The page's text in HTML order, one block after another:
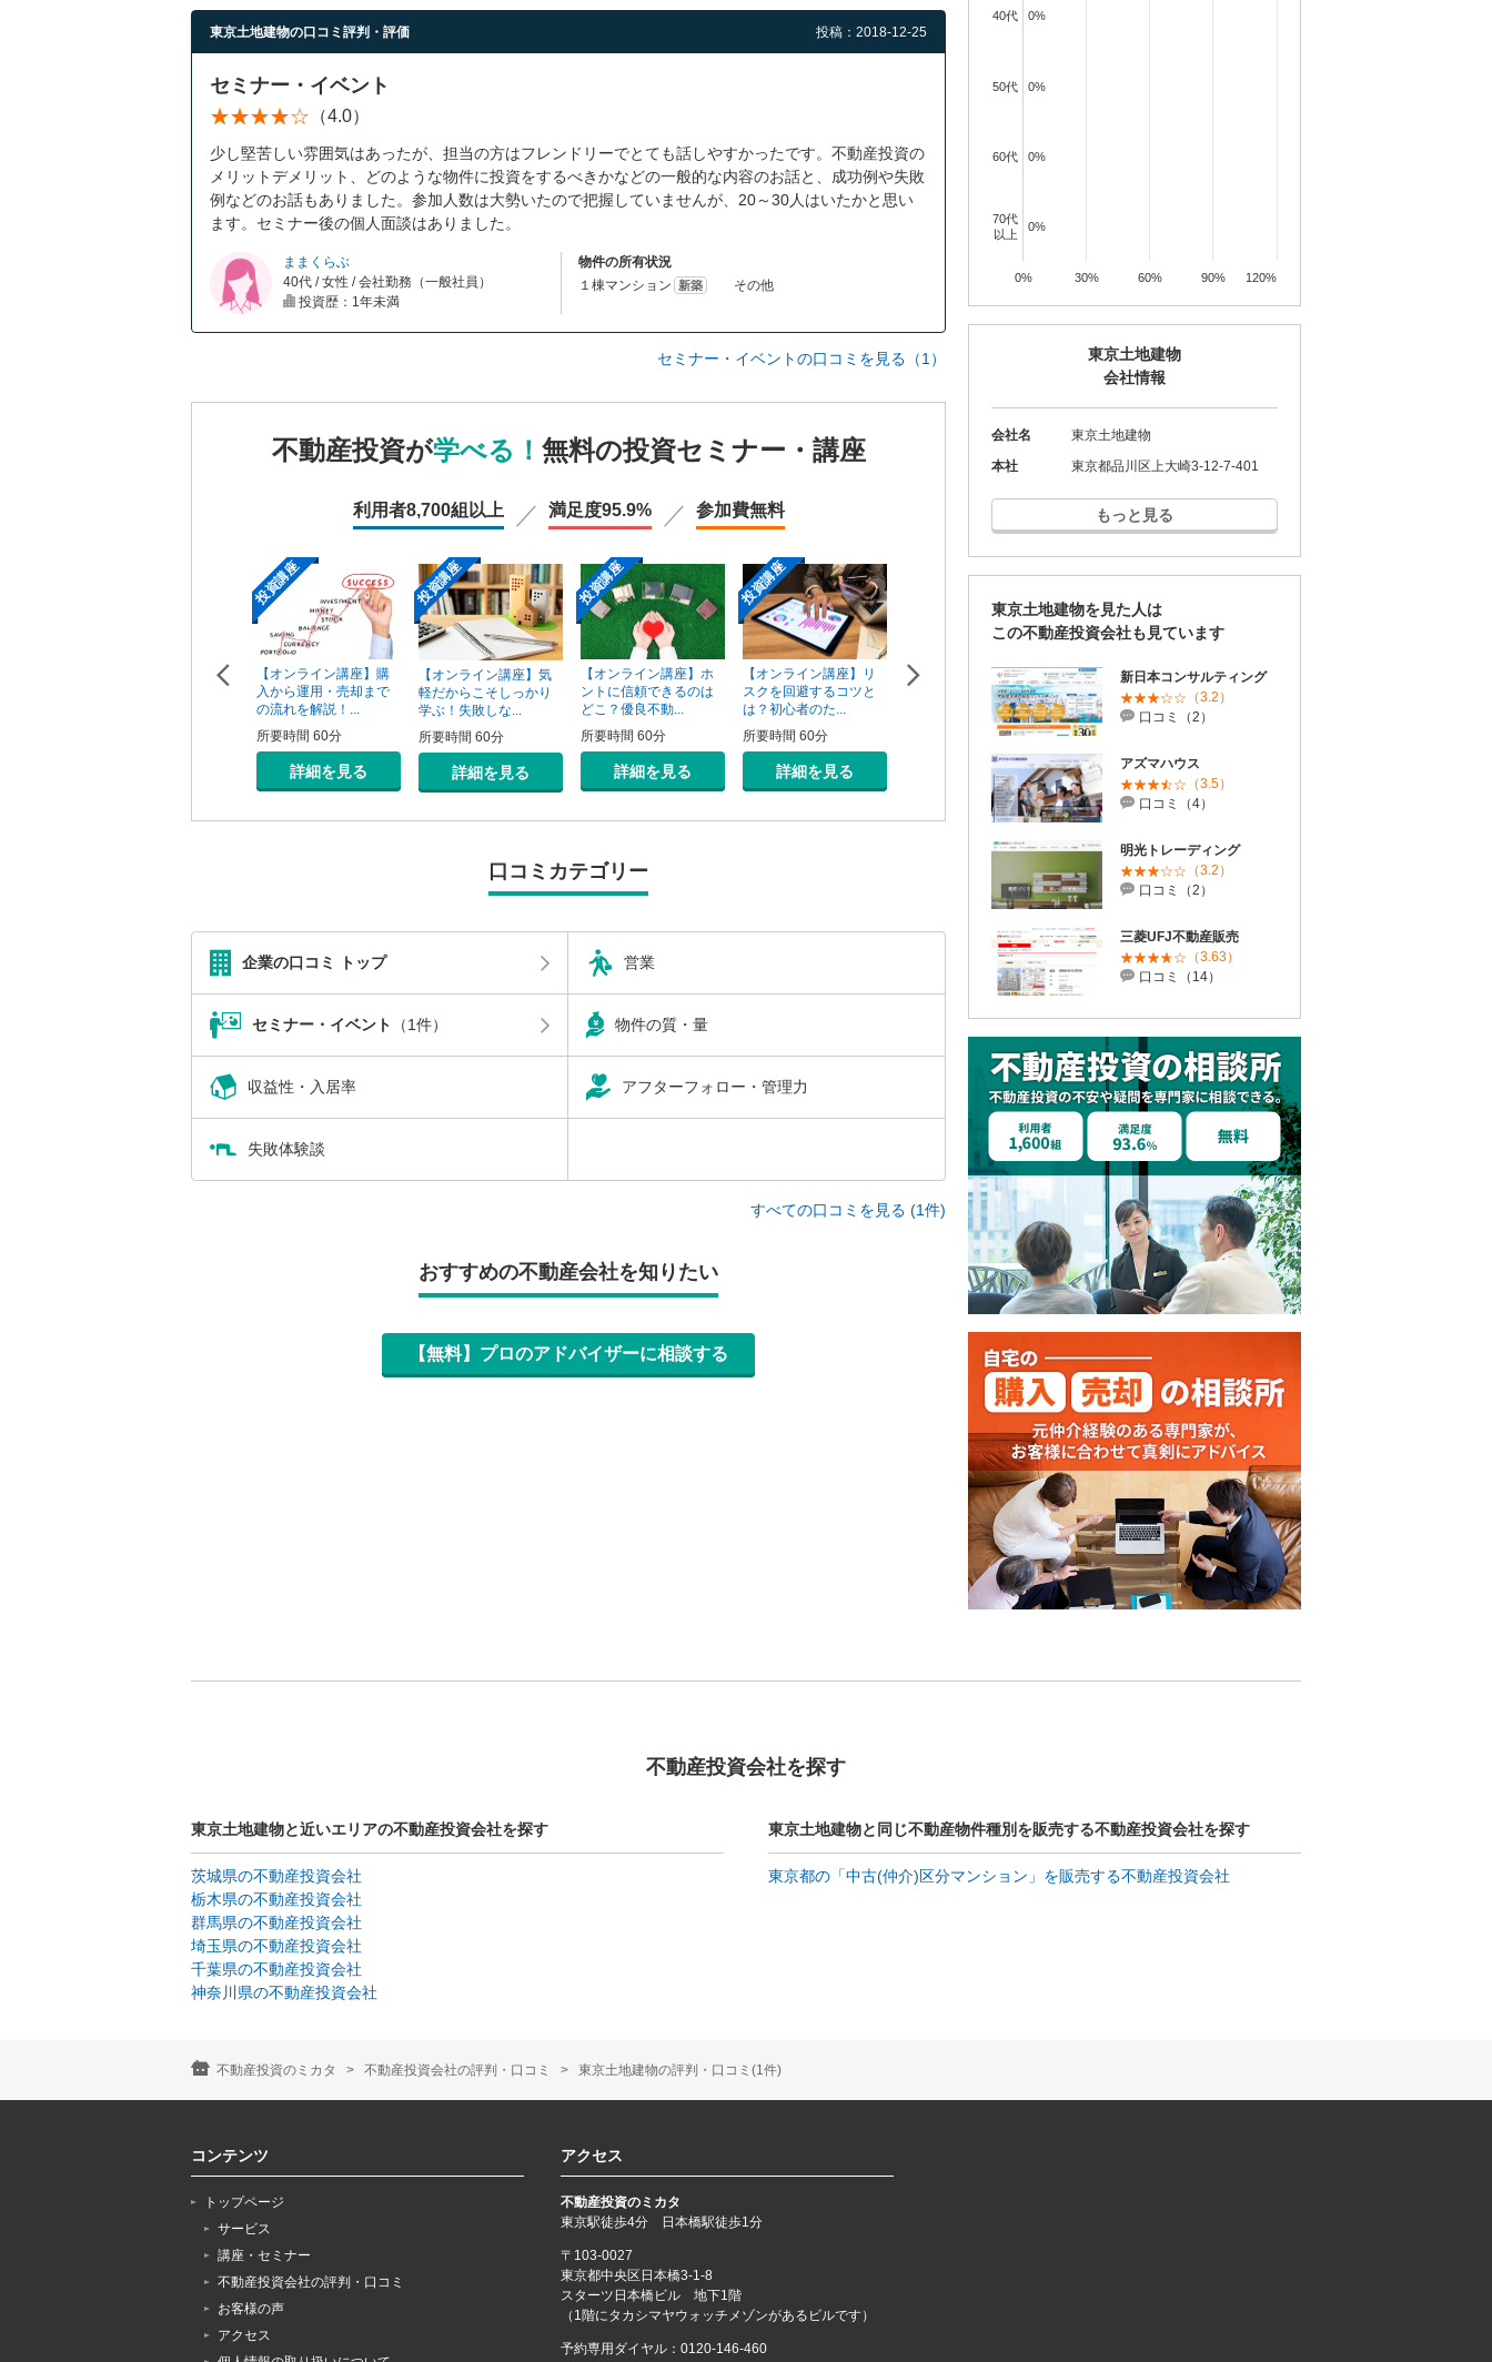
東京土地建物の口コミ評判・評価 投稿：2018-12-25
セミナー・イベント
（4.0）
少し堅苦しい雰囲気はあったが、担当の方はフレンドリーでとても話しやすかったです。不動産投資の
メリットデメリット、どのような物件に投資をするべきかなどの一般的な内容のお話と、成功例や失敗
例などのお話もありました。参加人数は大勢いたので把握していませんが、20～30人はいたかと思い
ます。セミナー後の個人面談はありました。
ままくらぶ
40代 / 女性 / 会社勤務（一般社員）
投資歴：1年未満
物件の所有状況
１棟マンション 新築 その他
セミナー・イベントの口コミを見る（1）
不動産投資が学べる！ 無料の投資セミナー・講座
利用者8,700組以上 満足度95.9% 参加費無料
【オンライン講座】次
投資講座
【オンライン講座】購
入から運用・売却まで
の流れを解説！...
所要時間 60分
詳細を見る
投資講座
【オンライン講座】気
軽だからこそしっかり
学ぶ！失敗しな...
所要時間 60分
詳細を見る
投資講座
【オンライン講座】ホ
ントに信頼できるのは
どこ？優良不動...
所要時間 60分
詳細を見る
投資講座
【オンライン講座】リ
スクを回避するコツと
は？初心者のた...
所要時間 60分
詳細を見る
【オンライン講座】投
資用不動産の売り時・
詳細を見る
投資講座
【オンライン講座】次
の一手はどうすべき？
投資用不動産の...
所要時間 60分
詳細を見る
投資講座
【オンライン講座】購
口コミカテゴリー
企業の口コミ トップ 営業
セミナー・イベント （1件） 物件の質・量
収益性・入居率 アフターフォロー・管理力
失敗体験談
すべての口コミを見る (1件)
おすすめの不動産会社を知りたい
【無料】プロのアドバイザーに相談する
0%
0%
0%
0%
0%
0%
0%
0%
40代
50代
60代
70代
以上
0% 30% 60% 90% 120%
東京土地建物
会社情報
会社名
東京土地建物
本社
東京都品川区上大崎3-12-7-401
もっと見る
東京土地建物を見た人は
この不動産投資会社も見ています
新日本コンサルティング
（3.2）
口コミ（2）
アズマハウス
（3.5）
口コミ（4）
明光トレーディング
（3.2）
口コミ（2）
三菱UFJ不動産販売
（3.63）
口コミ（14）
不動産投資会社を探す
東京土地建物と近いエリアの不動産投資会社を探す
茨城県の不動産投資会社
栃木県の不動産投資会社
群馬県の不動産投資会社
埼玉県の不動産投資会社
千葉県の不動産投資会社
神奈川県の不動産投資会社
東京土地建物と同じ不動産物件種別を販売する不動産投資会社を探す
東京都の「中古(仲介)区分マンション」を販売する不動産投資会社
不動産投資のミカタ 不動産投資会社の評判・口コミ 東京土地建物の評判・口コミ(1件)
コンテンツ
トップページ
サービス
講座・セミナー
不動産投資会社の評判・口コミ
お客様の声
アクセス
アクセス
不動産投資のミカタ
東京駅徒歩4分 日本橋駅徒歩1分
〒103-0027
東京都中央区日本橋3-1-8
スターツ日本橋ビル 地下1階
（1階にタカシマヤウォッチメゾンがあるビルです）
予約専用ダイヤル：0120-146-460